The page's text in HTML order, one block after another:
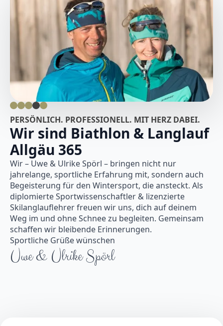
PERSÖNLICH. PROFESSIONELL. MIT HERZ DABEI.
Wir sind Biathlon & Langlauf
Allgäu 365
Wir – Uwe & Ulrike Spörl – bringen nicht nur
jahrelange, sportliche Erfahrung mit, sondern auch
Begeisterung für den Wintersport, die ansteckt. Als
diplomierte Sportwissenschaftler & lizenzierte
Skilanglauflehrer freuen wir uns, dich auf deinem
Weg im und ohne Schnee zu begleiten. Gemeinsam
schaffen wir bleibende Erinnerungen.
Sportliche Grüße wünschen
Uwe & Ulrike Spörl